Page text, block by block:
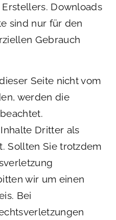
Downloads
sind nur für den
Gebrauch
Seite nicht vom
werden die
Dritter als
Sollten Sie trotzdem
wir um einen
Bei